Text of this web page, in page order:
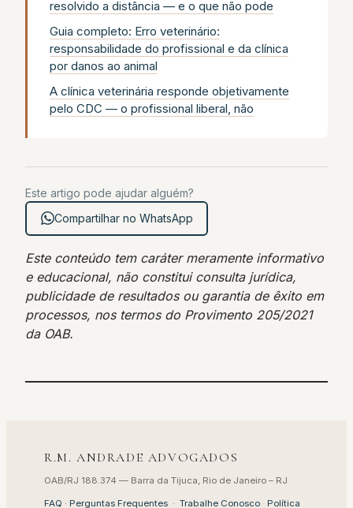
resolvido a distância — e o que não pode
Guia completo: Erro veterinário:
responsabilidade do profissional e da clínica
por danos ao animal
A clínica veterinária responde objetivamente
pelo CDC — o profissional liberal, não
Este artigo pode ajudar alguém?
Compartilhar no WhatsApp
Este conteúdo tem caráter meramente informativo
e educacional, não constitui consulta jurídica,
publicidade de resultados ou garantia de êxito em
processos, nos termos do Provimento 205/2021
da OAB.
R.M. ANDRADE ADVOGADOS
OAB/RJ 188.374 — Barra da Tijuca, Rio de Janeiro – RJ
FAQ · Perguntas Frequentes · Trabalhe Conosco · Política